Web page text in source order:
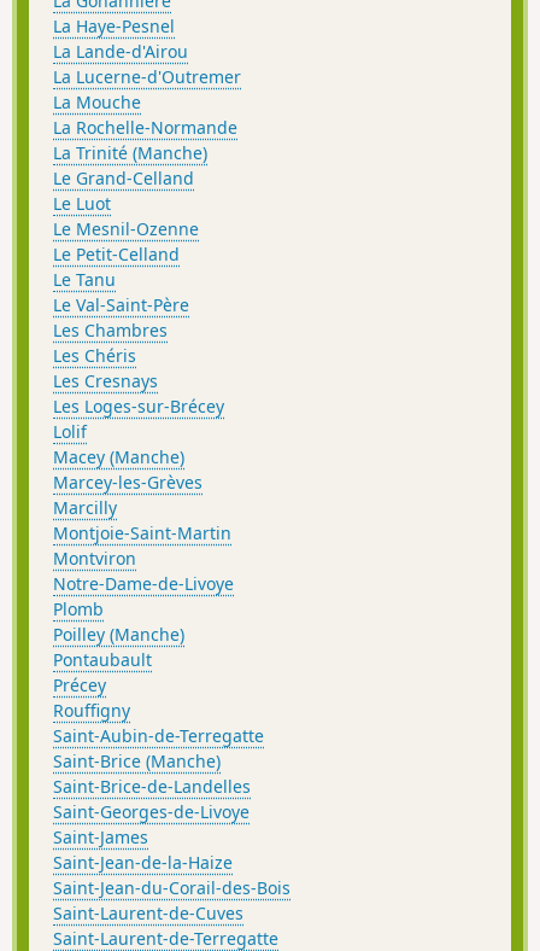
La Haye-Pesnel
La Lande-d'Airou
La Lucerne-d'Outremer
La Mouche
La Rochelle-Normande
La Trinité (Manche)
Le Grand-Celland
Le Luot
Le Mesnil-Ozenne
Le Petit-Celland
Le Tanu
Le Val-Saint-Père
Les Chambres
Les Chéris
Les Cresnays
Les Loges-sur-Brécey
Lolif
Macey (Manche)
Marcey-les-Grèves
Marcilly
Montjoie-Saint-Martin
Montviron
Notre-Dame-de-Livoye
Plomb
Poilley (Manche)
Pontaubault
Précey
Rouffigny
Saint-Aubin-de-Terregatte
Saint-Brice (Manche)
Saint-Brice-de-Landelles
Saint-Georges-de-Livoye
Saint-James
Saint-Jean-de-la-Haize
Saint-Jean-du-Corail-des-Bois
Saint-Laurent-de-Cuves
Saint-Laurent-de-Terregatte